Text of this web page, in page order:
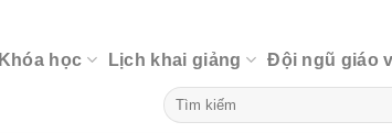
Khóa học Lịch khai giảng Đội ngũ giáo